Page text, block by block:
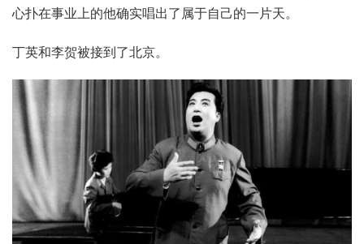
心扑在事业上的他确实唱出了属于自己的一片天。
丁英和李贺被接到了北京。